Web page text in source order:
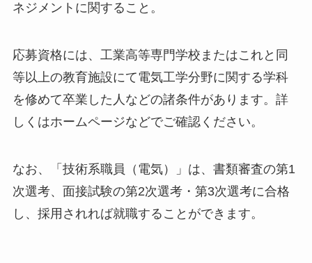
ネジメントに関すること。
応募資格には、工業高等専門学校またはこれと同
等以上の教育施設にて電気工学分野に関する学科
を修めて卒業した人などの諸条件があります。詳
しくはホームページなどでご確認ください。
なお、「技術系職員（電気）」は、書類審査の第1
次選考、面接試験の第2次選考・第3次選考に合格
し、採用されれば就職することができます。